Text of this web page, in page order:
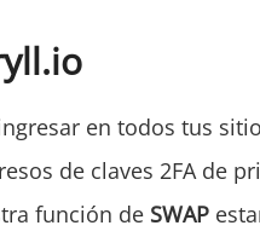
en todos tus
de claves 2FA de
función de SWAP